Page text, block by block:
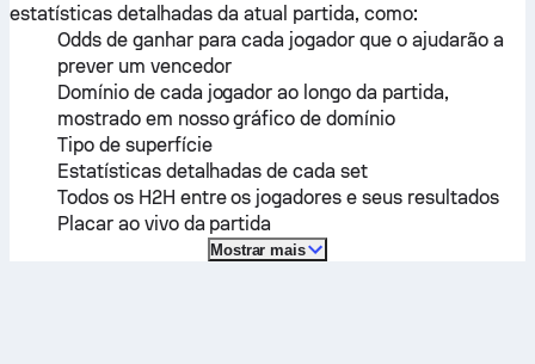
estatísticas detalhadas da atual partida, como:
Odds de ganhar para cada jogador que o ajudarão a
prever um vencedor
Domínio de cada jogador ao longo da partida,
mostrado em nosso gráfico de domínio
Tipo de superfície
Estatísticas detalhadas de cada set
Todos os H2H entre os jogadores e seus resultados
Placar ao vivo da partida
Mostrar mais